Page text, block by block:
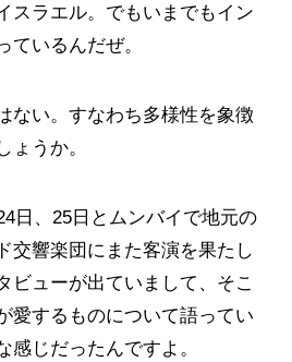
スラエル。でもいまでもイン
ているんだぜ。
ない。すなわち多様性を象徴
ょうか。
日、25日とムンバイで地元の
交響楽団にまた客演を果たし
ビューが出ていまして、そこ
愛するものについて語ってい
感じだったんですよ。